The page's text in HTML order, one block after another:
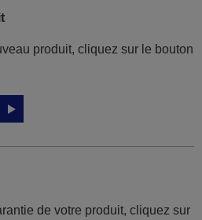
produit, cliquez sur le bouton
de votre produit, cliquez sur